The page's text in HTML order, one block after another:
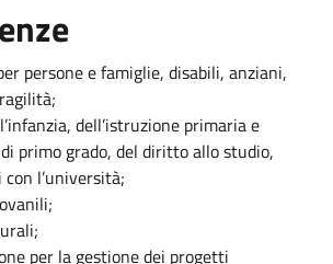
persone e famiglie, disabili, anziani,
dell’istruzione primaria e
primo grado, del diritto allo studio,
l’università;
per la gestione dei progetti